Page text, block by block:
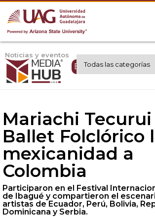
Noticias y eventos
Expertos UAG
Mariachi
Ballet Folclórico
mexicanidad a
Colombia
Participaron en el Festival
de Ibagué y compartieron el
artistas de Ecuador, Perú, Bolivia,
Dominicana y Serbia.